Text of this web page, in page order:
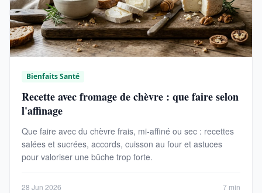
Bienfaits Santé
Recette avec fromage de chèvre : que faire selon
l'affinage
Que faire avec du chèvre frais, mi-affiné ou sec : recettes
salées et sucrées, accords, cuisson au four et astuces
pour valoriser une bûche trop forte.
28 Jun 2026 7 min